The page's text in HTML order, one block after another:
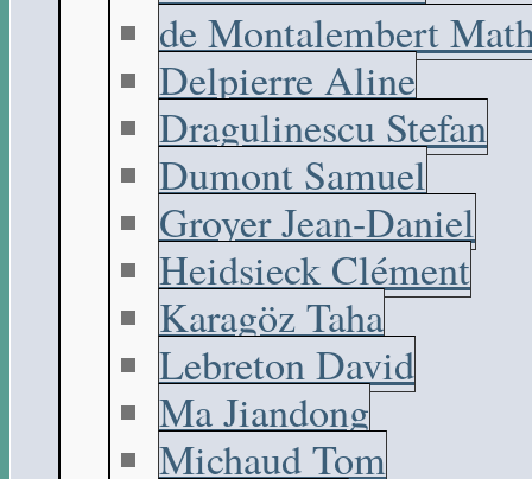
de Montalembert
Delpierre Aline
Dragulinescu Stefan
Dumont Samuel
Groyer Jean-Daniel
Heidsieck Clément
Karagöz Taha
Lebreton David
Ma Jiandong
Michaud Tom